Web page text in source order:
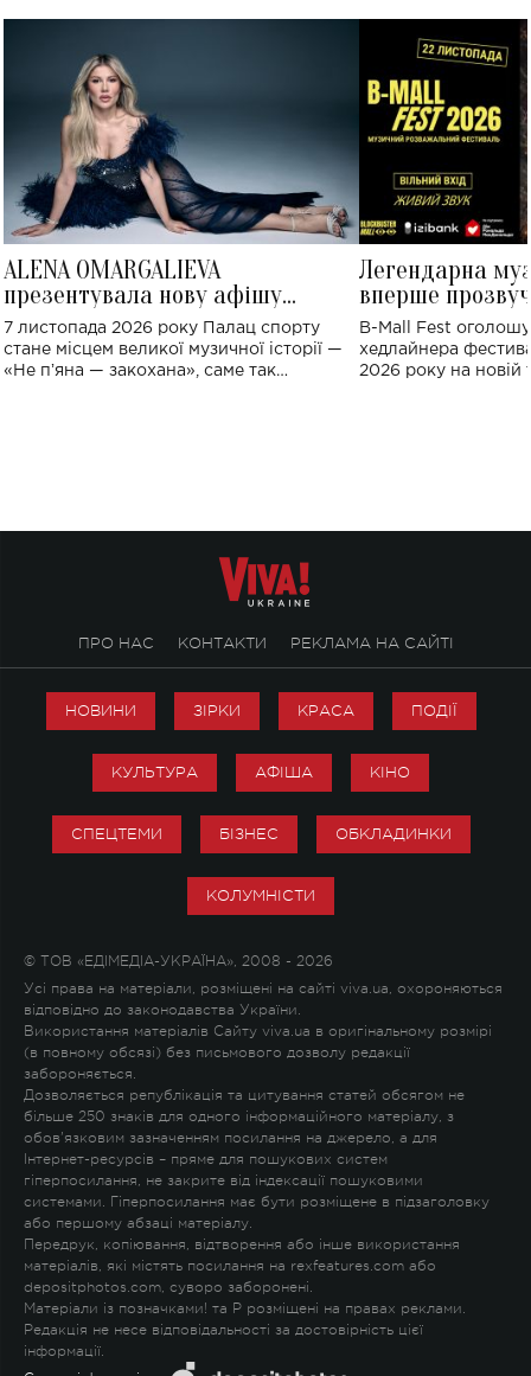
ALENA OMARGALIEVA
презентувала нову афішу
великого концерту в Палаці
спорту
7 листопада 2026 року Палац спорту
стане місцем великої музичної історії —
«Не пʼяна — закохана», саме так
Легендарна
вперше
Україні: де
B-Mall Fest
хедлайнера
2026 року на новій
ПРО НАС КОНТАКТИ РЕКЛАМА НА САЙТІ
НОВИНИ ЗІРКИ КРАСА ПОДІЇ
КУЛЬТУРА АФІША КІНО
СПЕЦТЕМИ БІЗНЕС ОБКЛАДИНКИ
КОЛУМНІСТИ
© ТОВ «ЕДІМЕДІА-УКРАЇНА», 2008 - 2026
Усі права на матеріали, розміщені на сайті viva.ua, охороняються
відповідно до законодавства України.
Використання матеріалів Сайту viva.ua в оригінальному розмірі
(в повному обсязі) без письмового дозволу редакції
забороняється.
Дозволяється републікація та цитування статей обсягом не
більше 250 знаків для одного інформаційного матеріалу, з
обов'язковим зазначенням посилання на джерело, а для
Інтернет-ресурсів – пряме для пошукових систем
гіперпосилання, не закрите від індексації пошуковими
системами. Гіперпосилання має бути розміщене в підзаголовку
або першому абзаці матеріалу.
Передрук, копіювання, відтворення або інше використання
матеріалів, які містять посилання на rexfeatures.com або
depositphotos.com, суворо заборонені.
Матеріали із позначками! та P розміщені на правах реклами.
Редакція не несе відповідальності за достовірність цієї
інформації.